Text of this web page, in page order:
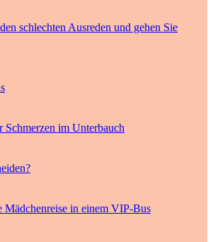
schlechten Ausreden und gehen Sie
Schmerzen im Unterbauch
Mädchenreise in einem VIP-Bus